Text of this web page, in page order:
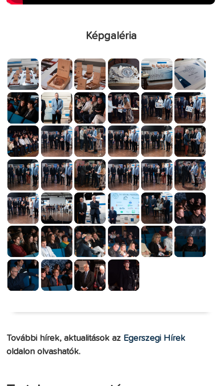
Képgaléria
További hírek, aktualitások az Egerszegi Hírek
oldalon olvashatók.